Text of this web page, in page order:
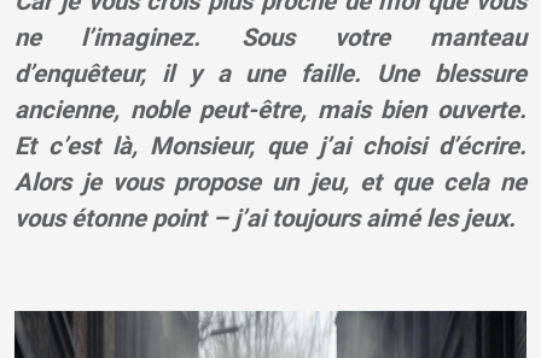
ne l’imaginez. Sous votre manteau
d’enquêteur, il y a une faille. Une blessure
ancienne, noble peut-être, mais bien ouverte.
Et c’est là, Monsieur, que j’ai choisi d’écrire.
Alors je vous propose un jeu, et que cela ne
vous étonne point – j’ai toujours aimé les jeux.